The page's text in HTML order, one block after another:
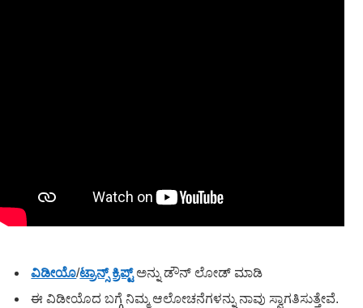
ವಿಡೀಯೊ/ಟ್ರಾನ್ಸ್ ಕ್ರಿಪ್ಟ್ಅನ್ನು ಡೌನ್ ಲೋಡ್ ಮಾಡಿ
ಈ ವಿಡೀಯೊದ ಬಗ್ಗೆ ನಿಮ್ಮ ಆಲೋಚನೆಗಳನ್ನು ನಾವು ಸ್ವಾಗತಿಸುತ್ತೇವೆ.